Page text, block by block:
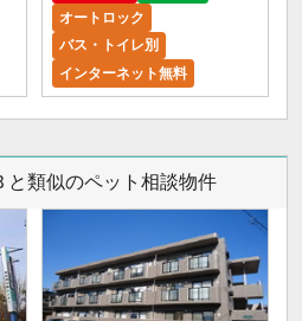
オートロック
バス・トイレ別
インターネット無料
類似のペット相談物件